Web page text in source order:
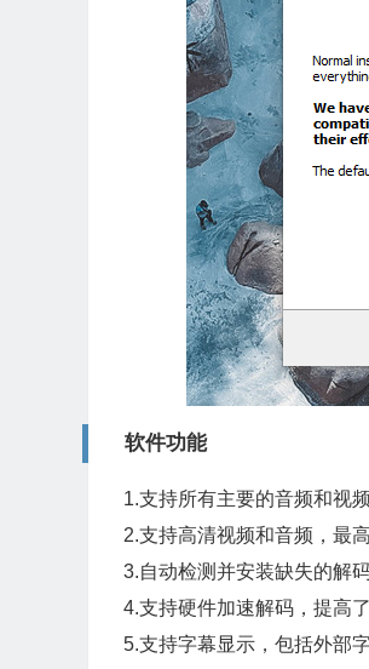
软件功能
1.支持所有主要的音频和视
2.支持高清视频和音频，最
3.自动检测并安装缺失的解
4.支持硬件加速解码，提高
5.支持字幕显示，包括外部字